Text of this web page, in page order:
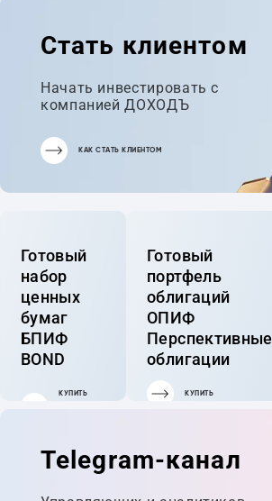
Стать клиентом
Начать инвестировать с
компанией ДОХОДЪ
КАК СТАТЬ КЛИЕНТОМ
Готовый
набор
ценных
бумаг
БПИФ
BOND
КУПИТЬ
Готовый
портфель
облигаций
ОПИФ
Перспективные
облигации
КУПИТЬ
Telegram-канал